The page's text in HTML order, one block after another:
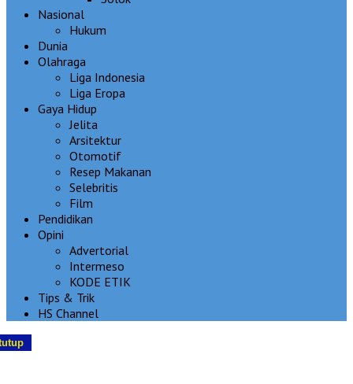
Nasional
Hukum
Dunia
Olahraga
Liga Indonesia
Liga Eropa
Gaya Hidup
Jelita
Arsitektur
Otomotif
Resep Makanan
Selebritis
Film
Pendidikan
Opini
Advertorial
Intermeso
KODE ETIK
Tips & Trik
HS Channel